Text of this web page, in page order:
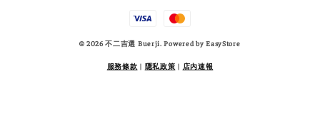
© 2026 不二吉選 Buerji. Powered byEasyStore
服務條款 | 隱私政策 | 店內速報